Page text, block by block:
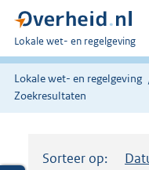
U
bent
hier:
Lokale wet- en regelgeving
Lokale wet- en regelgeving
Zoekresultaten
Sorteer op: